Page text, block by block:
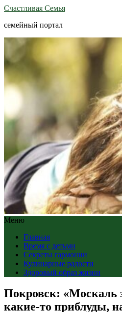
Счастливая Семья
семейный портал
Меню
Главная
Время с детьми
Секреты гармонии
Кулинарные радости
Здоровый образ жизни
Покровск: «Москаль
какие-то приблуды,